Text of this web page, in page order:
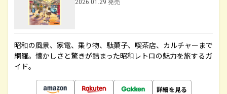
2026.01.29 発売
昭和の風景、家電、乗り物、駄菓子、喫茶店、カルチャーまで
網羅。懐かしさと驚きが詰まった昭和レトロの魅力を旅するガ
イド。
詳細を見る